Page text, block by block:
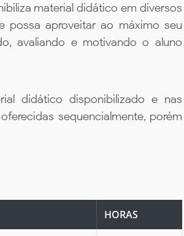
material didático em diversos
possa aproveitar ao máximo seu
avaliando e motivando o aluno
didático disponibilizado e nas
sequencialmente, porém
HORAS